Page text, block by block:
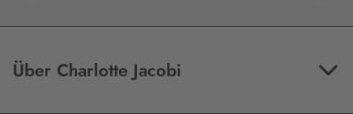
Über Charlotte Jacobi